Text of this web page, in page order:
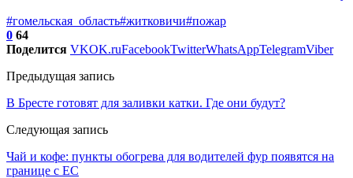
#гомельская_область#житковичи#пожар
0 64
Поделится VKOK.ruFacebookTwitterWhatsAppTelegramViber
Предыдущая запись
В Бресте готовят для заливки катки. Где они будут?
Следующая запись
Чай и кофе: пункты обогрева для водителей фур появятся на
границе с ЕС